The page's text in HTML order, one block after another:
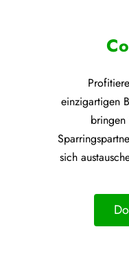
einzigartigen
bringen
sich